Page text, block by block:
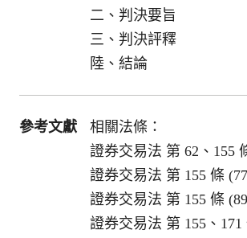
二、判決要旨
三、判決評釋
陸、結論
參考文獻
相關法條：
證券交易法 第 62、155
證券交易法 第 155 條
證券交易法 第 155 條
證券交易法 第 155、171